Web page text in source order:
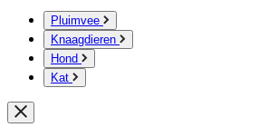
Pluimvee
Knaagdieren
Hond
Kat